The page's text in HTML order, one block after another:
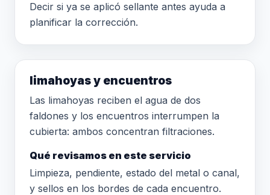
Decir si ya se aplicó sellante antes ayuda a
planificar la corrección.
limahoyas y encuentros
Las limahoyas reciben el agua de dos
faldones y los encuentros interrumpen la
cubierta: ambos concentran filtraciones.
Qué revisamos en este servicio
Limpieza, pendiente, estado del metal o canal,
y sellos en los bordes de cada encuentro.